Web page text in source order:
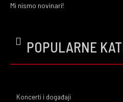
Mi nismo novinari!
POPULARNE
Koncerti i događaji